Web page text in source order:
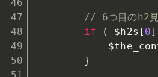
// 6つ目のh2見
if
( $h2s [ 0]
}